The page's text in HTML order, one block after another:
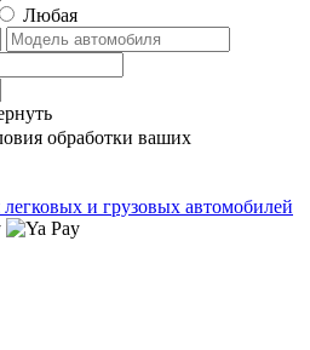
Любая
обработки ваших
легковых и грузовых автомобилей